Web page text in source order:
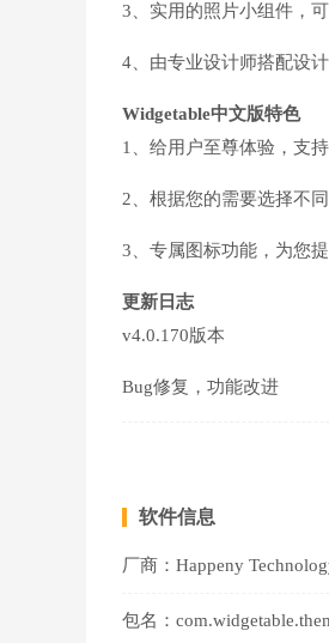
3、实用的照片小组件，
4、由专业设计师搭配设
Widgetable中文版特色
1、给用户至尊体验，支
2、根据您的需要选择不
3、专属图标功能，为您
更新日志
v4.0.170版本
Bug修复，功能改进
软件信息
厂商： Happeny
包名：